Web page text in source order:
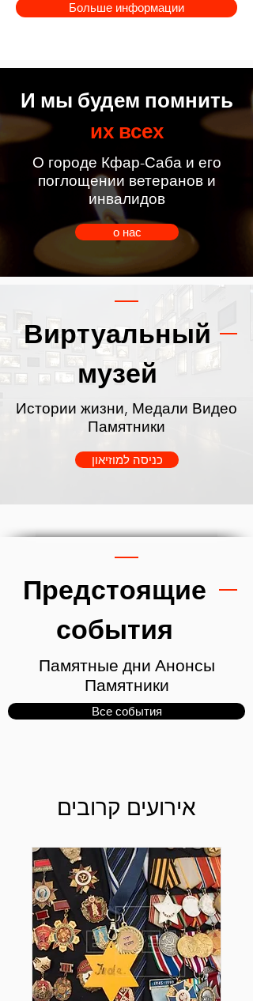
Больше информации
И мы будем помнить
их всех
О городе Кфар-Саба и его
поглощении ветеранов и
инвалидов
о нас
Виртуальный
музей
Истории жизни, Медали Видео
Памятники
כניסה למוזיאון
Предстоящие
события
Памятные дни Анонсы
Памятники
Все события
אירועים קרובים